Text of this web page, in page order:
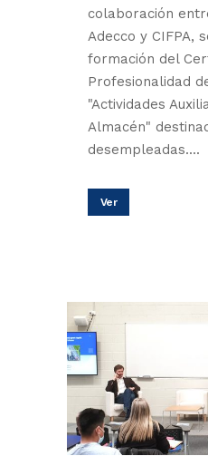
colaboración
Adecco y CIFPA,
formación del
Profesionalidad
"Actividades
Almacén"
desempleadas....
Ver